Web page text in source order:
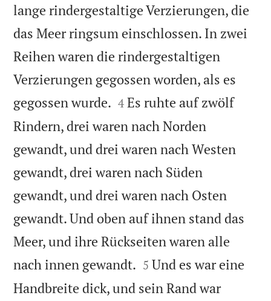
lange rindergestaltige Verzierungen, die
das Meer ringsum einschlossen. In zwei
Reihen waren die rindergestaltigen
Verzierungen gegossen worden, als es
gegossen wurde. 

4 Es ruhte auf zwölf
Rindern, drei waren nach Norden
gewandt, und drei waren nach Westen
gewandt, drei waren nach Süden
gewandt, und drei waren nach Osten
gewandt. Und oben auf ihnen stand das
Meer, und ihre Rückseiten waren alle
nach innen gewandt. 

5 Und es war eine
Handbreite dick, und sein Rand war